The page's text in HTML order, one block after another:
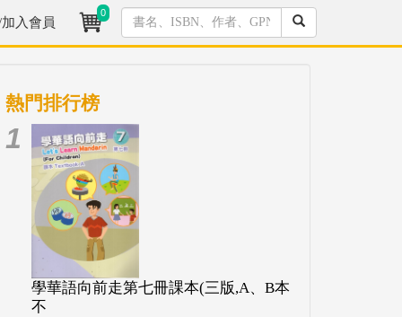
入會員
0
熱門排行榜
1
學華語向前走第七冊課本(三版,A、B本
不